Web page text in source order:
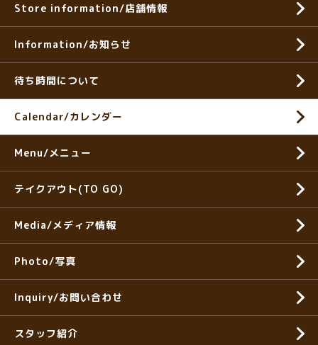
Store information/店舗情報
Information/お知らせ
待ち時間について
Calendar/カレンダー
Menu/メニュー
テイクアウト(TO GO)
Media/メディア情報
Photo/写真
Inquiry/お問い合わせ
スタッフ紹介